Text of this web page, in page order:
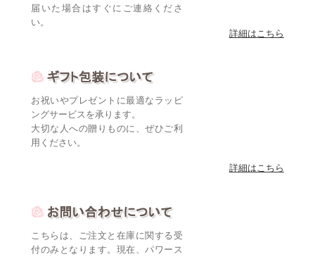
届いた場合はすぐにご連絡くださ
い。
詳細はこちら
お祝いやプレゼントに最適なラッピ
ングサービスを承ります。
大切な人への贈りものに、ぜひご利
用ください。
詳細はこちら
こちらは、ご注文と在庫に関する受
付のみとなります。現在、パワース